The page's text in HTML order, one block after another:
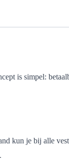
is simpel:
kun je bij alle